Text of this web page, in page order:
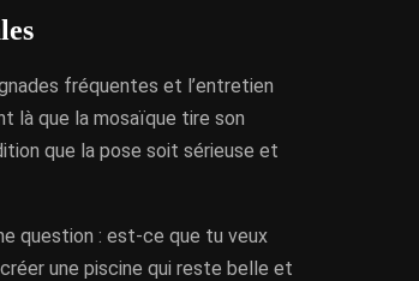
fréquentes et l’entretien
là que la mosaïque tire son
que la pose soit sérieuse et
question : est-ce que tu veux
une piscine qui reste belle et